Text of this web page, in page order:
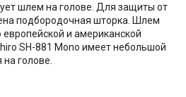
шлем на голове. Для защиты от
подбородочная шторка. Шлем
и американской
SH-881 Mono имеет небольшой
голове.